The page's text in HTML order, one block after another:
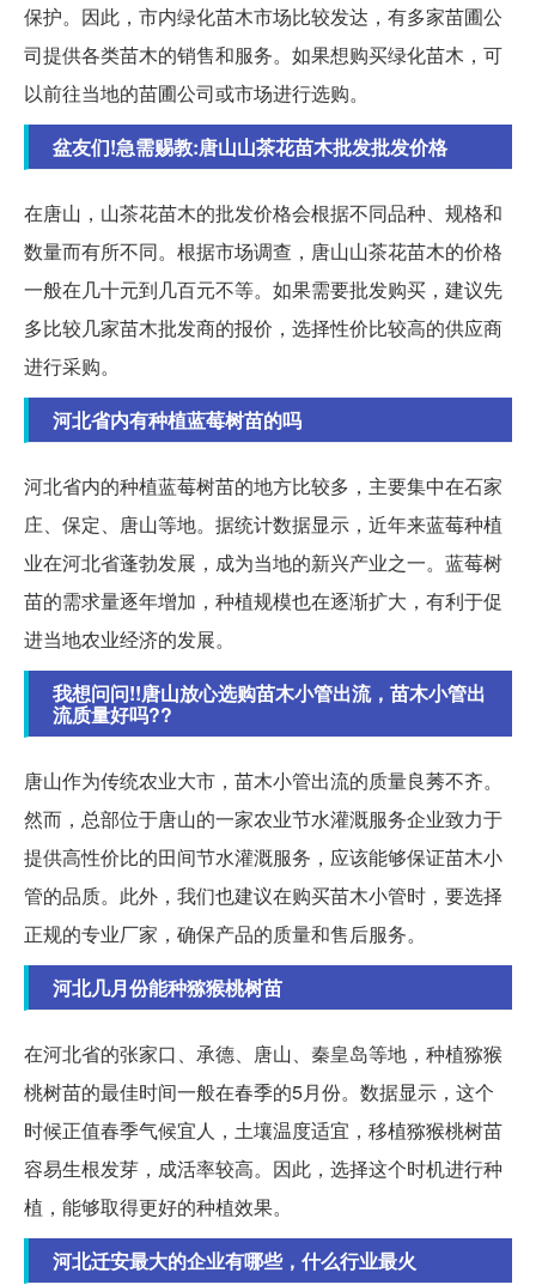
保护。因此，市内绿化苗木市场比较发达，有多家苗圃公
司提供各类苗木的销售和服务。如果想购买绿化苗木，可
以前往当地的苗圃公司或市场进行选购。
盆友们!急需赐教:唐山山茶花苗木批发批发价格
在唐山，山茶花苗木的批发价格会根据不同品种、规格和
数量而有所不同。根据市场调查，唐山山茶花苗木的价格
一般在几十元到几百元不等。如果需要批发购买，建议先
多比较几家苗木批发商的报价，选择性价比较高的供应商
进行采购。
河北省内有种植蓝莓树苗的吗
河北省内的种植蓝莓树苗的地方比较多，主要集中在石家
庄、保定、唐山等地。据统计数据显示，近年来蓝莓种植
业在河北省蓬勃发展，成为当地的新兴产业之一。蓝莓树
苗的需求量逐年增加，种植规模也在逐渐扩大，有利于促
进当地农业经济的发展。
我想问问!!唐山放心选购苗木小管出流，苗木小管出
流质量好吗??
唐山作为传统农业大市，苗木小管出流的质量良莠不齐。
然而，总部位于唐山的一家农业节水灌溉服务企业致力于
提供高性价比的田间节水灌溉服务，应该能够保证苗木小
管的品质。此外，我们也建议在购买苗木小管时，要选择
正规的专业厂家，确保产品的质量和售后服务。
河北几月份能种猕猴桃树苗
在河北省的张家口、承德、唐山、秦皇岛等地，种植猕猴
桃树苗的最佳时间一般在春季的5月份。数据显示，这个
时候正值春季气候宜人，土壤温度适宜，移植猕猴桃树苗
容易生根发芽，成活率较高。因此，选择这个时机进行种
植，能够取得更好的种植效果。
河北迁安最大的企业有哪些，什么行业最火